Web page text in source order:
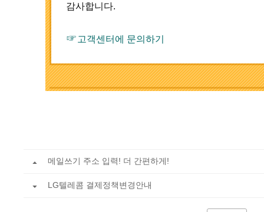
감사합니다.
☞고객센터에 문의하기
메일쓰기 주소 입력! 더 간편하게!
LG텔레콤 결제정책변경안내